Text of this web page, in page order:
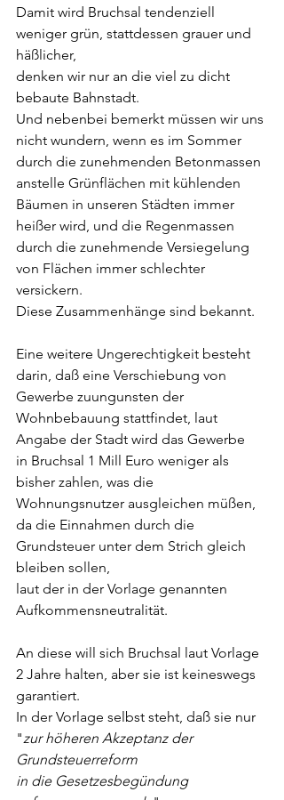
Damit wird Bruchsal tendenziell
weniger grün, stattdessen grauer und
häßlicher,
denken wir nur an die viel zu dicht
bebaute Bahnstadt.
Und nebenbei bemerkt müssen wir uns
nicht wundern, wenn es im Sommer
durch die zunehmenden Betonmassen
anstelle Grünflächen mit kühlenden
Bäumen in unseren Städten immer
heißer wird, und die Regenmassen
durch die zunehmende Versiegelung
von Flächen immer schlechter
versickern.
Diese Zusammenhänge sind bekannt.
Eine weitere Ungerechtigkeit besteht
darin, daß eine Verschiebung von
Gewerbe zuungunsten der
Wohnbebauung stattfindet, laut
Angabe der Stadt wird das Gewerbe
in Bruchsal 1 Mill Euro weniger als
bisher zahlen, was die
Wohnungsnutzer ausgleichen müßen,
da die Einnahmen durch die
Grundsteuer unter dem Strich gleich
bleiben sollen,
laut der in der Vorlage genannten
Aufkommensneutralität.
An diese will sich Bruchsal laut Vorlage
2 Jahre halten, aber sie ist keineswegs
garantiert.
In der Vorlage selbst steht, daß sie nur
"zur höheren Akzeptanz der
Grundsteuerreform
in die Gesetzesbegündung